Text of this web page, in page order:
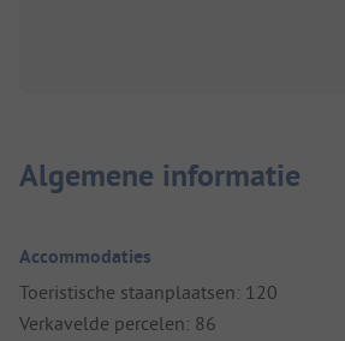
Algemene informatie
Accommodaties
Toeristische staanplaatsen: 120
Verkavelde percelen: 86